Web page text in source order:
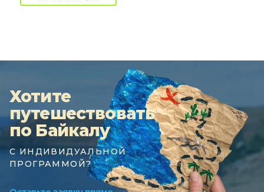
Хотите
путешествовать
по Байкалу
С ИНДИВИДУАЛЬНОЙ
ПРОГРАММОЙ?